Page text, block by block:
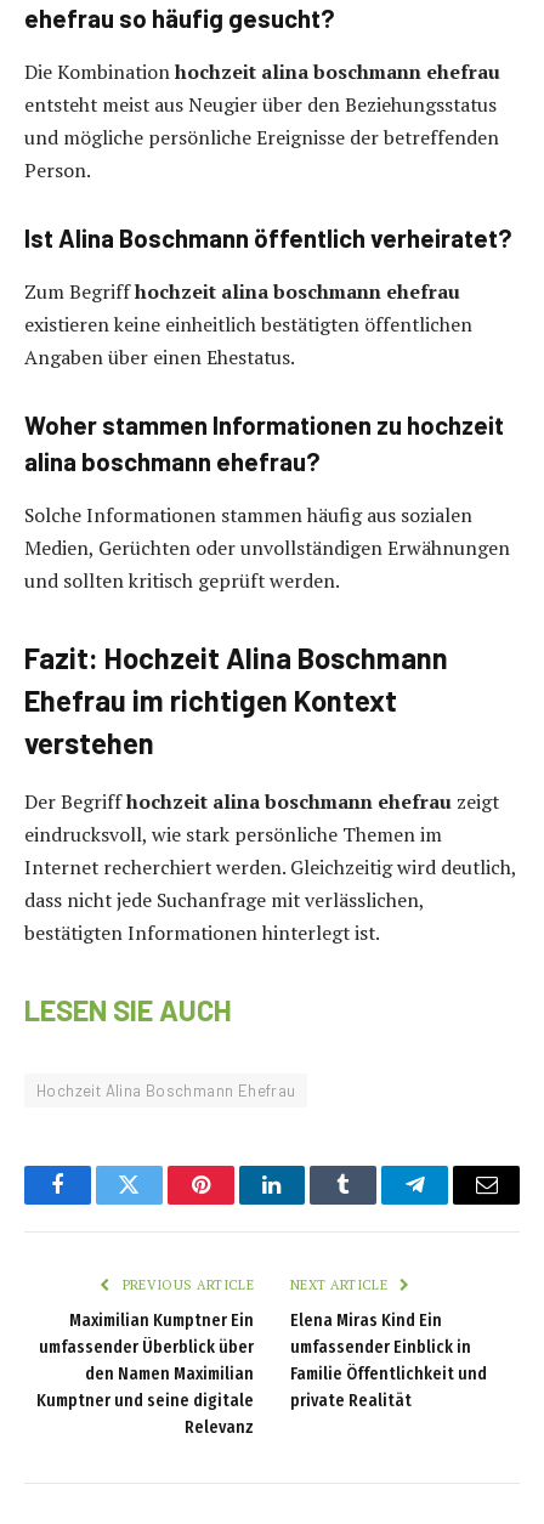
ehefrau so häufig gesucht?
Die Kombinationhochzeit alina boschmann ehefrau
entsteht meist aus Neugier über den Beziehungsstatus
und mögliche persönliche Ereignisse der betreffenden
Person.
Ist Alina Boschmann öffentlich verheiratet?
Zum Begriffhochzeit alina boschmann ehefrau
existieren keine einheitlich bestätigten öffentlichen
Angaben über einen Ehestatus.
Woher stammen Informationen zu hochzeit
alina boschmann ehefrau?
Solche Informationen stammen häufig aus sozialen
Medien, Gerüchten oder unvollständigen Erwähnungen
und sollten kritisch geprüft werden.
Fazit: Hochzeit Alina Boschmann
Ehefrau im richtigen Kontext
verstehen
Der Begriffhochzeit alina boschmann ehefrau zeigt
eindrucksvoll, wie stark persönliche Themen im
Internet recherchiert werden. Gleichzeitig wird deutlich,
dass nicht jede Suchanfrage mit verlässlichen,
bestätigten Informationen hinterlegt ist.
LESEN SIE AUCH
Hochzeit Alina Boschmann Ehefrau
FacebookTwitter PinterestLinkedInTumblr TelegramEmail
PREVIOUS ARTICLE
Maximilian Kumptner Ein
umfassender Überblick über
den Namen Maximilian
Kumptner und seine digitale
Relevanz
NEXT ARTICLE
Elena Miras Kind Ein
umfassender Einblick in
Familie Öffentlichkeit und
private Realität